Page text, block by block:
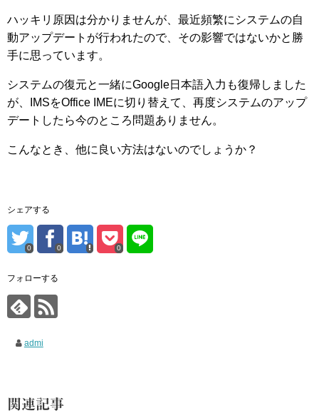
ハッキリ原因は分かりませんが、最近頻繁にシステムの自
動アップデートが行われたので、その影響ではないかと勝
手に思っています。
システムの復元と一緒にGoogle日本語入力も復帰しました
が、IMSをOffice IMEに切り替えて、再度システムのアップ
デートしたら今のところ問題ありません。
こんなとき、他に良い方法はないのでしょうか？
シェアする
0 0 0
フォローする
admi
関連記事